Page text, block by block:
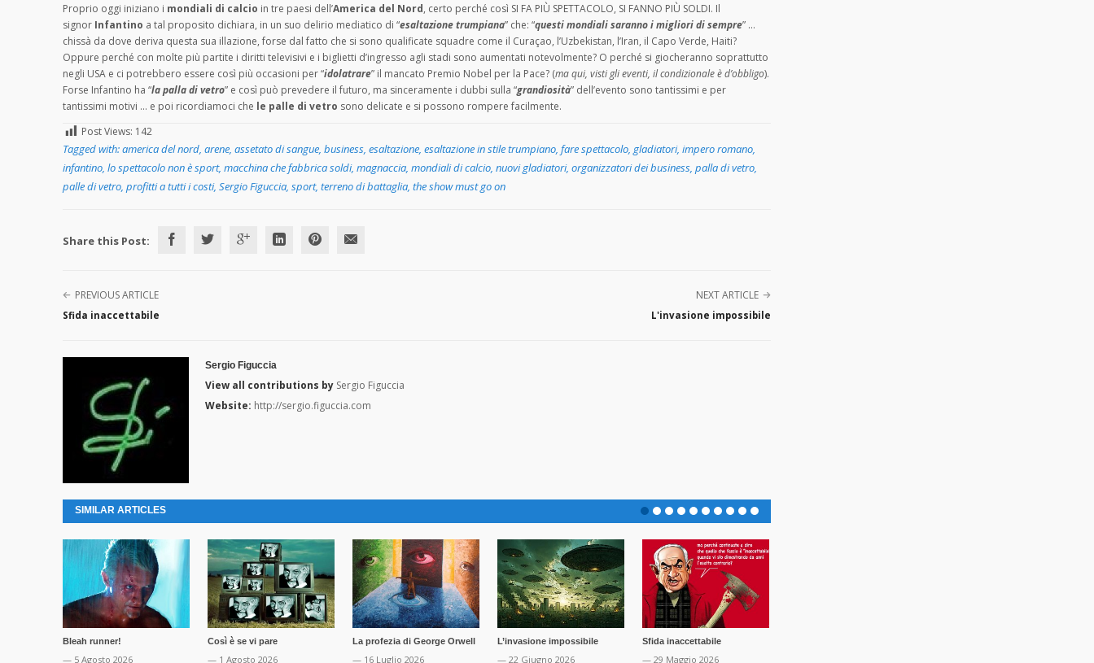
Proprio oggi iniziano i mondiali di calcio in tre paesi dell’America del Nord, certo perché così SI FA PIÙ SPETTACOLO, SI FANNO PIÙ SOLDI. Il
signor Infantino a tal proposito dichiara, in un suo delirio mediatico di “esaltazione trumpiana” che: “questi mondiali saranno i migliori di sempre” …
chissà da dove deriva questa sua illazione, forse dal fatto che si sono qualificate squadre come il Curaçao, l’Uzbekistan, l’Iran, il Capo Verde, Haiti?
Oppure perché con molte più partite i diritti televisivi e i biglietti d’ingresso agli stadi sono aumentati notevolmente? O perché si giocheranno soprattutto
negli USA e ci potrebbero essere così più occasioni per “idolatrare” il mancato Premio Nobel per la Pace? (ma qui, visti gli eventi, il condizionale è d’obbligo).
Forse Infantino ha “la palla di vetro” e così può prevedere il futuro, ma sinceramente i dubbi sulla “grandiosità” dell’evento sono tantissimi e per
tantissimi motivi … e poi ricordiamoci che le palle di vetro sono delicate e si possono rompere facilmente.
Post Views: 142
Tagged with:america del nord, arene, assetato di sangue, business, esaltazione, esaltazione in stile trumpiano, fare spettacolo, gladiatori, impero romano,
infantino, lo spettacolo non è sport, macchina che fabbrica soldi, magnaccia, mondiali di calcio, nuovi gladiatori, organizzatori dei business, palla di vetro,
palle di vetro, profitti a tutti i costi, Sergio Figuccia, sport, terreno di battaglia, the show must go on
Share this Post:
PREVIOUS ARTICLE
Sfida inaccettabile
NEXT ARTICLE
L'invasione impossibile
Sergio Figuccia
View all contributions by Sergio Figuccia
Website: http://sergio.figuccia.com
SIMILAR ARTICLES
Bleah runner!
— 5 Agosto 2026
Così è se vi pare
— 1 Agosto 2026
La profezia di George Orwell
— 16 Luglio 2026
L’invasione impossibile
— 22 Giugno 2026
Sfida inaccettabile
— 29 Maggio 2026